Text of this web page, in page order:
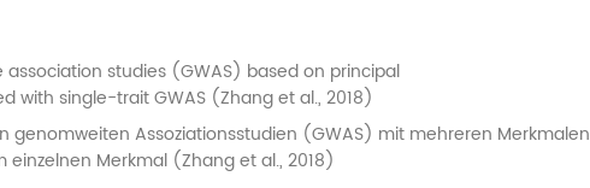
Assoziationsstudien (GWAS) mit mehreren Merkmalen
einzelnen Merkmal (Zhang et al., 2018)